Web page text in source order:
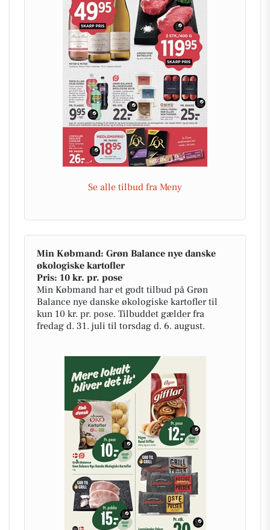
Se alle tilbud fra Meny
Min Købmand: Grøn Balance nye danske
økologiske kartofler
Pris: 10 kr. pr. pose
Min Købmand har et godt tilbud på Grøn
Balance nye danske økologiske kartofler til
kun 10 kr. pr. pose. Tilbuddet gælder fra
fredag d. 31. juli til torsdag d. 6. august.